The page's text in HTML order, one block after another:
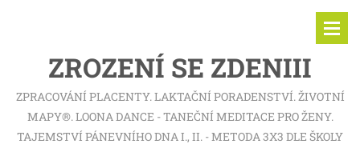
ZROZENÍ SE ZDENIII
ZPRACOVÁNÍ PLACENTY. LAKTAČNÍ PORADENSTVÍ. ŽIVOTNÍ
MAPY®. LOONA DANCE - TANEČNÍ MEDITACE PRO ŽENY.
TAJEMSTVÍ PÁNEVNÍHO DNA I., II. - METODA 3X3 DLE ŠKOLY